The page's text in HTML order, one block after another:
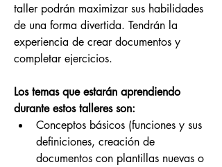
taller podrán maximizar sus habilidades
de una forma divertida. Tendrán la
experiencia de crear documentos y
completar ejercicios.
Los temas que estarán aprendiendo
durante estos talleres son:
Conceptos básicos (funciones y sus
definiciones, creación de
documentos con plantillas nuevas o